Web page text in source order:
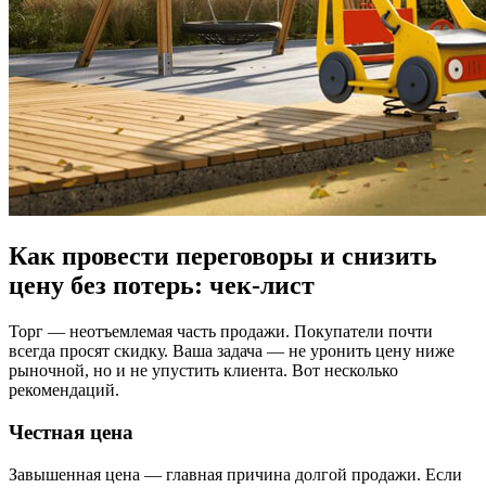
Как провести переговоры и снизить
цену без потерь: чек-лист
Торг — неотъемлемая часть продажи. Покупатели почти
всегда просят скидку. Ваша задача — не уронить цену ниже
рыночной, но и не упустить клиента. Вот несколько
рекомендаций.
Честная цена
Завышенная цена — главная причина долгой продажи. Если